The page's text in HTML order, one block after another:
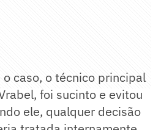
caso, o técnico principal
foi sucinto e evitou
ele, qualquer decisão